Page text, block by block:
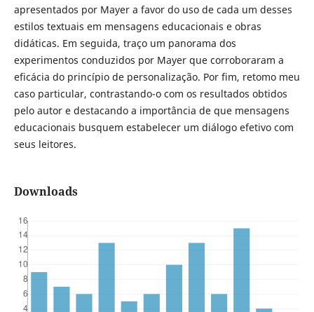
apresentados por Mayer a favor do uso de cada um desses
estilos textuais em mensagens educacionais e obras
didáticas. Em seguida, traço um panorama dos
experimentos conduzidos por Mayer que corroboraram a
eficácia do princípio de personalização. Por fim, retomo meu
caso particular, contrastando-o com os resultados obtidos
pelo autor e destacando a importância de que mensagens
educacionais busquem estabelecer um diálogo efetivo com
seus leitores.
Downloads